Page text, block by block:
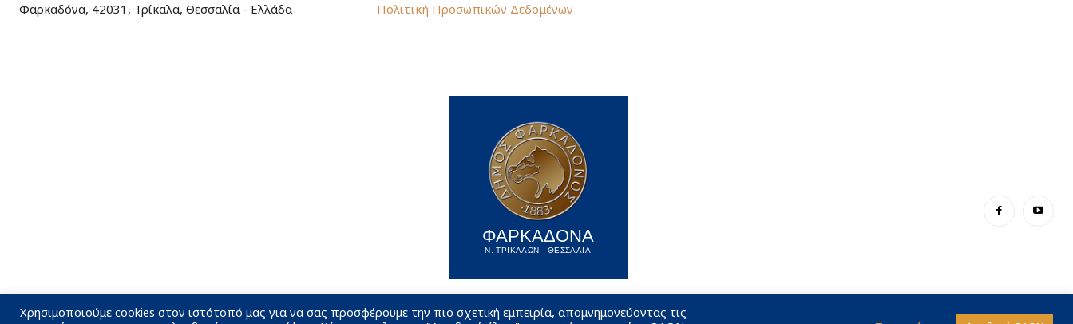
Φαρκαδόνα, 42031, Τρίκαλα, Θεσσαλία - Ελλάδα
Πολιτική Προσωπικών Δεδομένων
ΦΑΡΚΑΔΟΝΑ
Ν. ΤΡΙΚΑΛΩΝ - ΘΕΣΣΑΛΙΑ
Χρησιμοποιούμε cookies στον ιστότοπό μας για να σας προσφέρουμε την πιο σχετική εμπειρία, απομνημονεύοντας τις